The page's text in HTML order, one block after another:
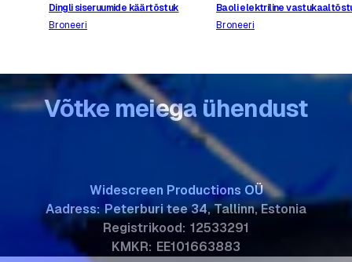
Dingli siseruumide käärtõstuk
Broneeri
Baoli elektriline
Broneeri
Võtke meiega ühendust
Widescreen Productions OÜ
Aadress:Peterburi tee 34, Tallinn, Estonia
Registrikood: 12533291
KMKR: EE101663883